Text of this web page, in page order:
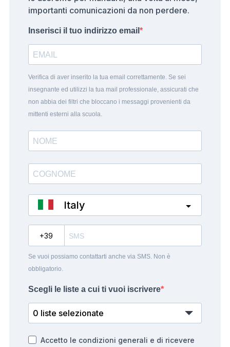
importanti comunicazioni da non perdere.
Inserisci il tuo indirizzo email
Verifica di aver inserito la tua email correttamente. Se sei
insegnante ed utilizzi la tua mail professionale, assicurati che
non abbia dei filtri che bloccano i messaggi provenienti da
mittenti esterni alla scuola.
Italy
Se vuoi possiamo contattarti anche via SMS. Non è
obbligatorio.
Scegli le liste a cui ti vuoi iscrivere
0 liste selezionate
Accetto le condizioni generali e di ricevere